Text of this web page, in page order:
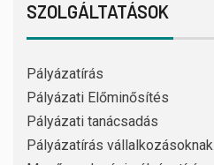
SZOLGÁLTATÁSOK
Pályázatírás
Pályázati Előminősítés
Pályázati tanácsadás
Pályázatírás vállalkozásoknak